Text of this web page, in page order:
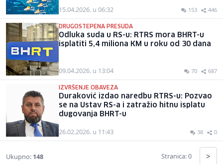
15.04.2026. u 06:32 153 446
DRUGOSTEPENA PRESUDA
Odluka suda u RS-u: RTRS mora BHRT-u
isplatiti 5,4 miliona KM u roku od 30 dana
09.04.2026. u 13:04 70 687
IZVRŠENJE OBAVEZA
Duraković izdao naredbu RTRS-u: Pozvao
se na Ustav RS-a i zatražio hitnu isplatu
dugovanja BHRT-u
26.02.2026. u 11:43 38 0
Ukupno: 148 Stranica: 0 >